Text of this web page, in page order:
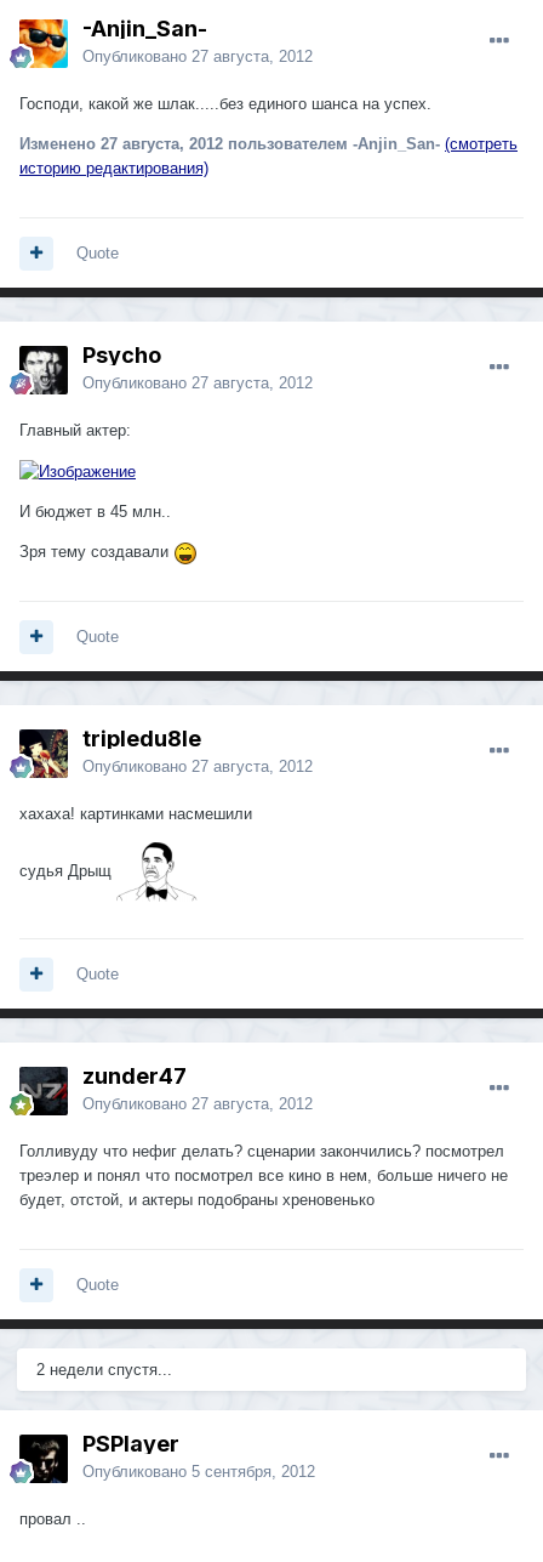
-Anjin_San-
Опубликовано 27 августа, 2012
Господи, какой же шлак.....без единого шанса на успех.
Изменено 27 августа, 2012 пользователем -Anjin_San- (смотреть
историю редактирования)
Quote
Psycho
Опубликовано 27 августа, 2012
Главный актер:
И бюджет в 45 млн..
Зря тему создавали
Quote
tripledu8le
Опубликовано 27 августа, 2012
хахаха! картинками насмешили
судья Дрыщ
Quote
zunder47
Опубликовано 27 августа, 2012
Голливуду что нефиг делать? сценарии закончились? посмотрел
треэлер и понял что посмотрел все кино в нем, больше ничего не
будет, отстой, и актеры подобраны хреновенько
Quote
2 недели спустя...
PSPlayer
Опубликовано 5 сентября, 2012
провал ..